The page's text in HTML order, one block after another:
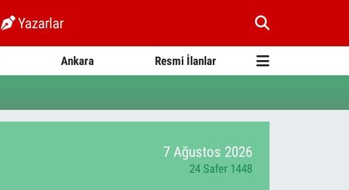
Yazarlar
Ankara Resmi İlanlar
7 Ağustos 2026
24 Safer 1448